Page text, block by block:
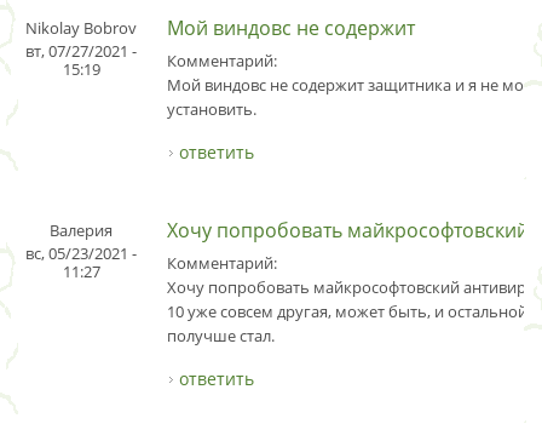
Nikolay Bobrov
вт, 07/27/2021 -
15:19
Мой виндовс не содержит
Комментарий:
Мой виндовс не содержит защитника и я не могу
установить.
ответить
Валерия
вс, 05/23/2021 -
11:27
Хочу попробовать майкрософтовский
Комментарий:
Хочу попробовать майкрософтовский
10 уже совсем другая, может быть, и остальной
получше стал.
ответить